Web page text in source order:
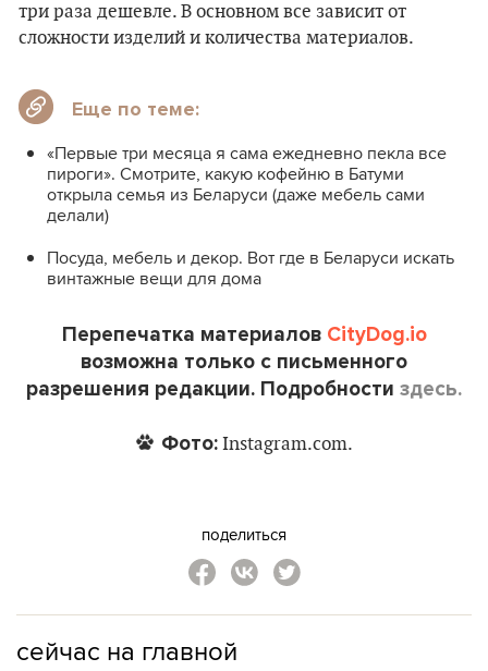
три раза дешевле. В основном все зависит от
сложности изделий и количества материалов.
Еще по теме:
«Первые три месяца я сама ежедневно пекла все
пироги». Смотрите, какую кофейню в Батуми
открыла семья из Беларуси (даже мебель сами
делали)
Посуда, мебель и декор. Вот где в Беларуси искать
винтажные вещи для дома
Перепечатка материалов CityDog.io
возможна только с письменного
разрешения редакции. Подробности здесь.
Фото:Instagram.com.
поделиться
сейчас на главной